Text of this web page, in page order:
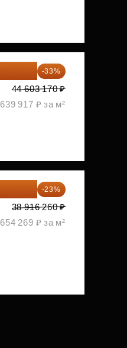
-33%
44 603 170 ₽
639 917 ₽ за м²
-23%
38 916 260 ₽
654 269 ₽ за м²